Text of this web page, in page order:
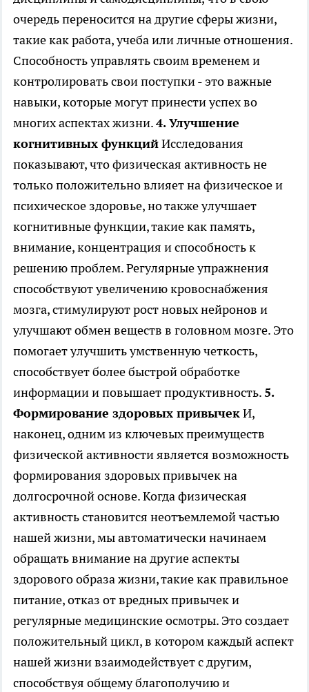
очередь переносится на другие сферы жизни,
такие как работа, учеба или личные отношения.
Способность управлять своим временем и
контролировать свои поступки - это важные
навыки, которые могут принести успех во
многих аспектах жизни.4. Улучшение
когнитивных функцийИсследования
показывают, что физическая активность не
только положительно влияет на физическое и
психическое здоровье, но также улучшает
когнитивные функции, такие как память,
внимание, концентрация и способность к
решению проблем. Регулярные упражнения
способствуют увеличению кровоснабжения
мозга, стимулируют рост новых нейронов и
улучшают обмен веществ в головном мозге. Это
помогает улучшить умственную четкость,
способствует более быстрой обработке
информации и повышает продуктивность. 5.
Формирование здоровых привычекИ,
наконец, одним из ключевых преимуществ
физической активности является возможность
формирования здоровых привычек на
долгосрочной основе. Когда физическая
активность становится неотъемлемой частью
нашей жизни, мы автоматически начинаем
обращать внимание на другие аспекты
здорового образа жизни, такие как правильное
питание, отказ от вредных привычек и
регулярные медицинские осмотры. Это создает
положительный цикл, в котором каждый аспект
нашей жизни взаимодействует с другим,
способствуя общему благополучию и